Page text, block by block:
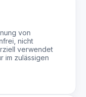
von
nicht
verwendet
im zulässigen